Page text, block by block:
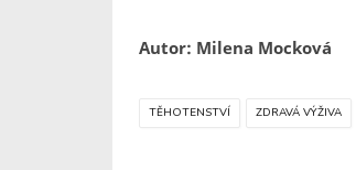
Autor: Milena Mocková
TĚHOTENSTVÍ ZDRAVÁ VÝŽIVA